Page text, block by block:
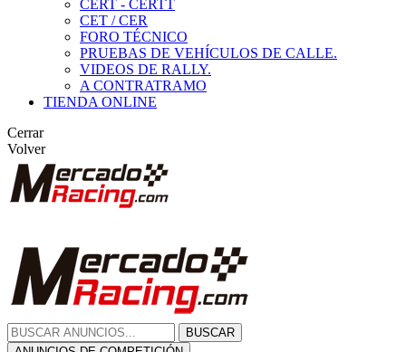
CERT - CERTT
CET / CER
FORO TÉCNICO
PRUEBAS DE VEHÍCULOS DE CALLE.
VIDEOS DE RALLY.
A CONTRATRAMO
TIENDA ONLINE
Cerrar
Volver
BUSCAR
ANUNCIOS DE COMPETICIÓN